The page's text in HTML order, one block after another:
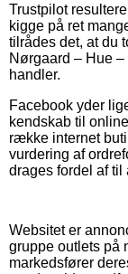
Trustpilot
kigge på ret
tilrådes det, at du
Nørgaard – Hue
handler.
Facebook yder
kendskab til
række internet
vurdering af
drages fordel af til
Websitet er
gruppe outlets på
markedsfører